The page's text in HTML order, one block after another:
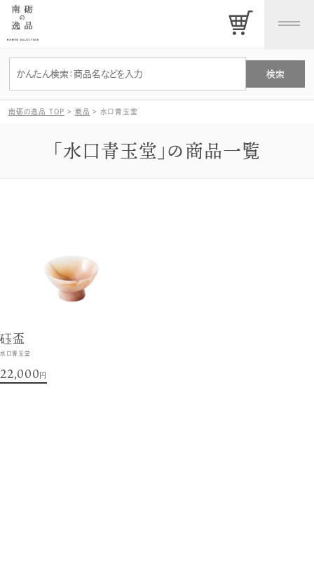
南砺の逸品 TOP > 商品 >水口青玉堂
「水口青玉堂」の商品一覧
砡盃
水口青玉堂
22,000円